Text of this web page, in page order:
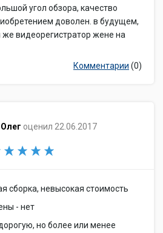
угол обзора, качество
доволен. в будущем,
же видеорегистратор жене на
Комментарии (0)
оценил 22.06.2017
сборка, невысокая стоимость
- нет
но более или менее